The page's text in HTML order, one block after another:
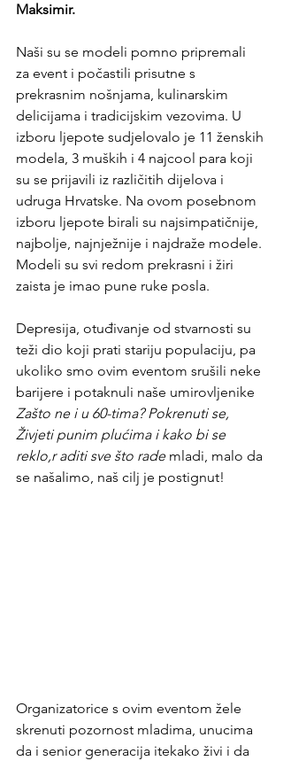
Maksimir.
Naši su se modeli pomno pripremali
za event i počastili prisutne s
prekrasnim nošnjama, kulinarskim
delicijama i tradicijskim vezovima. U
izboru ljepote sudjelovalo je 11 ženskih
modela, 3 muških i 4 najcool para koji
su se prijavili iz različitih dijelova i
udruga Hrvatske. Na ovom posebnom
izboru ljepote birali su najsimpatičnije,
najbolje, najnježnije i najdraže modele.
Modeli su svi redom prekrasni i žiri
zaista je imao pune ruke posla.
Depresija, otuđivanje od stvarnosti su
teži dio koji prati stariju populaciju, pa
ukoliko smo ovim eventom srušili neke
barijere i potaknuli naše umirovljenike
Zašto ne i u 60-tima? Pokrenuti se,
Živjeti punim plućima i kako bi se
reklo,r aditi sve što rade mladi, malo da
se našalimo, naš cilj je postignut!
Organizatorice s ovim eventom žele
skrenuti pozornost mladima, unucima
da i senior generacija itekako živi i da